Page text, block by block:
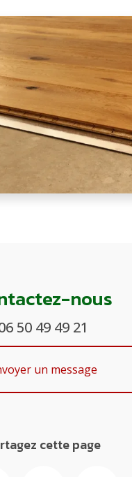
nous
50 49 49 21
un message
cette page